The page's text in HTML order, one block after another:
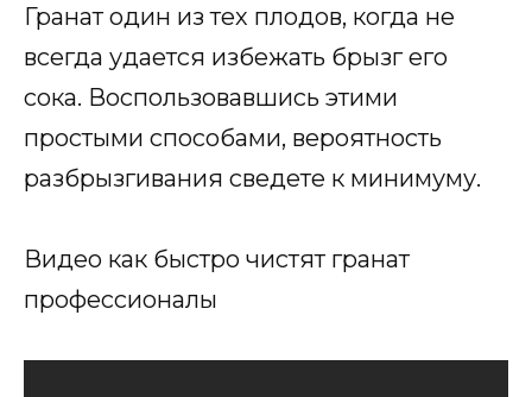
Гранат один из тех плодов, когда не
всегда удается избежать брызг его
сока. Воспользовавшись этими
простыми способами, вероятность
разбрызгивания сведете к минимуму.
Видео как быстро чистят гранат
профессионалы